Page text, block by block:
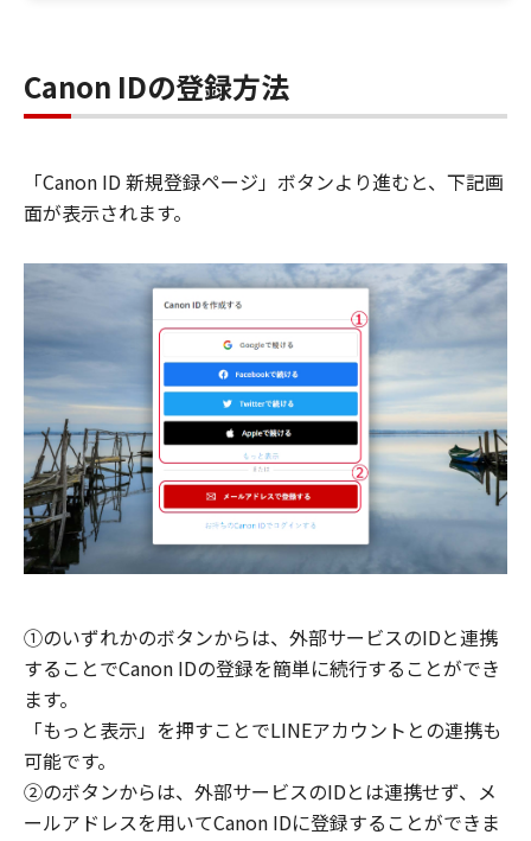
Canon IDの登録方法
「Canon ID 新規登録ページ」ボタンより進むと、下記画
面が表示されます。
①のいずれかのボタンからは、外部サービスのIDと連携
することでCanon IDの登録を簡単に続行することができ
ます。
「もっと表示」を押すことでLINEアカウントとの連携も
可能です。
②のボタンからは、外部サービスのIDとは連携せず、メ
ールアドレスを用いてCanon IDに登録することができま